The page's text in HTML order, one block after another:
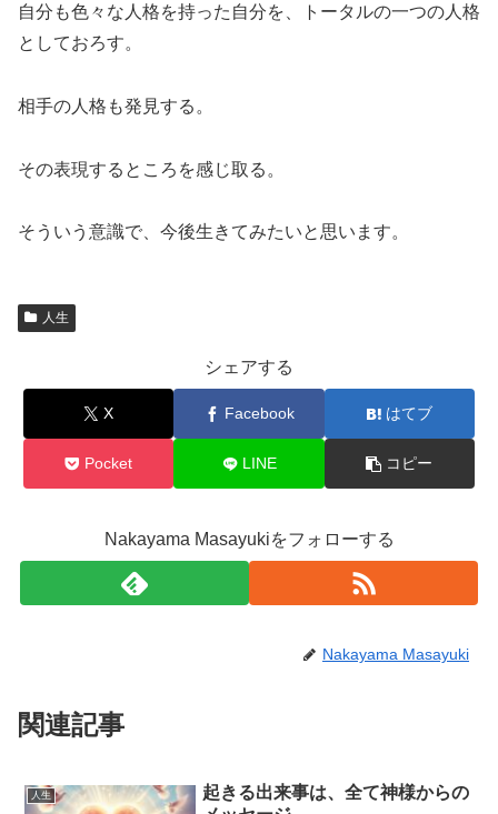
自分も色々な人格を持った自分を、トータルの一つの人格
としておろす。
相手の人格も発見する。
その表現するところを感じ取る。
そういう意識で、今後生きてみたいと思います。
人生
シェアする
X Facebook はてブ
Pocket LINE コピー
Nakayama Masayukiをフォローする
Nakayama Masayuki
関連記事
人生
起きる出来事は、全て神様からの